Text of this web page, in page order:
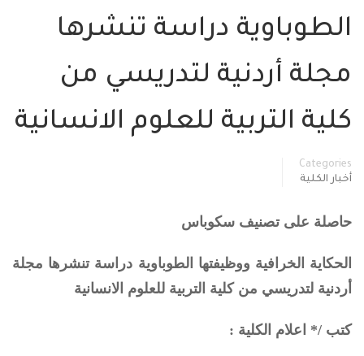
الطوباوية دراسة تنشرها
مجلة أردنية لتدريسي من
كلية التربية للعلوم الانسانية
Categories
أخبار الكلية
حاصلة على تصنيف سكوباس
الحكاية الخرافية ووظيفتها الطوباوية دراسة تنشرها مجلة
أردنية لتدريسي من كلية التربية للعلوم الانسانية
كتب /* اعلام الكلية :